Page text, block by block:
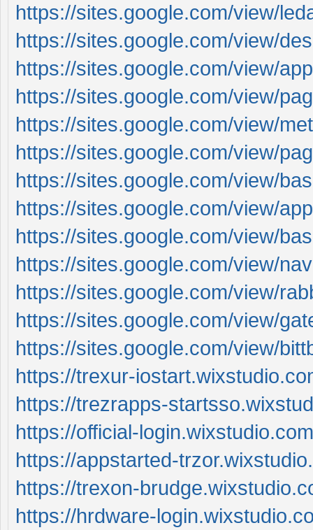
https://sites.google.com/view/
https://sites.google.com/view/
https://sites.google.com/view/
https://sites.google.com/view/
https://sites.google.com/view/
https://sites.google.com/view/
https://sites.google.com/view/
https://sites.google.com/view/
https://sites.google.com/view/
https://sites.google.com/view/
https://sites.google.com/view/
https://sites.google.com/view/
https://sites.google.com/view/
https://trexur-
https://trezrapps-
https://official-
https://appstarted-
https://trexon-
https://hrdware-